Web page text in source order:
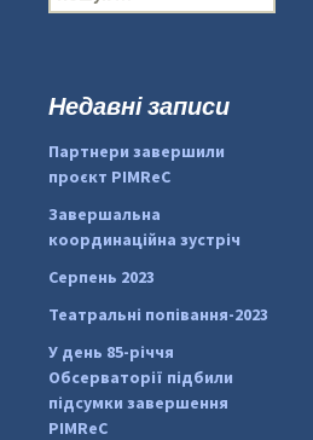
#PipIvanToday
pimrec_project
о
:Недавні записи
Партнери завершили
проєкт PIMReC
Завершальна
координаційна зустріч
Серпень 2023
Театральні попівання-2023
У день 85-річчя
Обсерваторії підбили
підсумки завершення
PIMReC